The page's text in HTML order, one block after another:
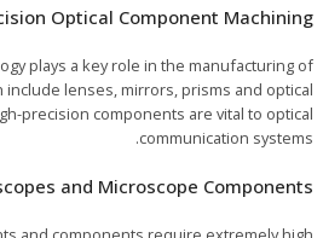
Optical Component Machining
plays a key role in the manufacturing of
include lenses, mirrors, prisms and optical
precision components are vital to optical
communication systems.
and Microscope Components